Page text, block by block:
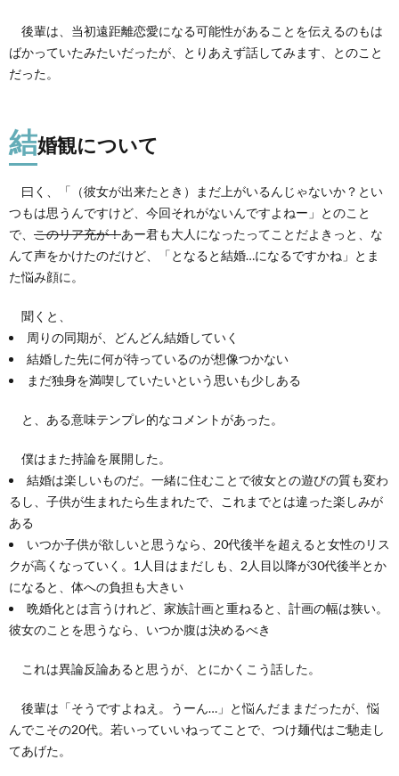
後輩は、当初遠距離恋愛になる可能性があることを伝えるのもは
ばかっていたみたいだったが、とりあえず話してみます、とのこと
だった。
結婚観について
曰く、「（彼女が出来たとき）まだ上がいるんじゃないか？とい
つもは思うんですけど、今回それがないんですよねー」とのこと
で、 このリア充が！あー君も大人になったってことだよきっと、な
んて声をかけたのだけど、「となると結婚…になるですかね」とま
た悩み顔に。
聞くと、
周りの同期が、どんどん結婚していく
結婚した先に何が待っているのが想像つかない
まだ独身を満喫していたいという思いも少しある
と、ある意味テンプレ的なコメントがあった。
僕はまた持論を展開した。
結婚は楽しいものだ。一緒に住むことで彼女との遊びの質も変わ
るし、子供が生まれたら生まれたで、これまでとは違った楽しみが
ある
いつか子供が欲しいと思うなら、20代後半を超えると女性のリス
クが高くなっていく。1人目はまだしも、2人目以降が30代後半とか
になると、体への負担も大きい
晩婚化とは言うけれど、家族計画と重ねると、計画の幅は狭い。
彼女のことを思うなら、いつか腹は決めるべき
これは異論反論あると思うが、とにかくこう話した。
後輩は「そうですよねえ。うーん…」と悩んだままだったが、悩
んでこその20代。若いっていいねってことで、つけ麺代はご馳走し
てあげた。